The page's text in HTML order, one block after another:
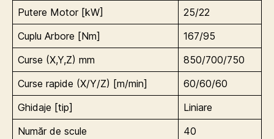
Putere Motor [kW]
25/22
Cuplu Arbore [Nm]
167/95
Curse (X,Y,Z) mm
850/700/750
Curse rapide (X/Y/Z) [m/min]
60/60/60
Ghidaje [tip]
Liniare
Număr de scule
40